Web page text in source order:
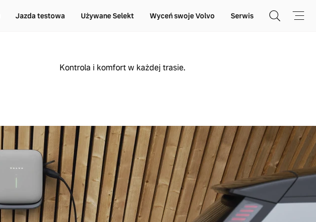
Jazda testowa Używane Selekt Wyceń swoje Volvo Serwis
Kontrola i komfort w każdej trasie.